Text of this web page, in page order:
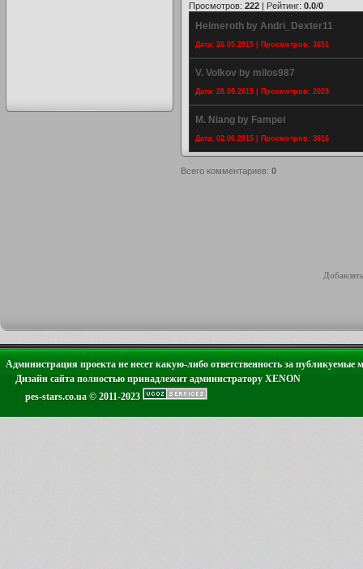
Просмотров: 222 | Рейтинг: 0.0/0
Heimeroth by Andri_Dexter11
Дата: 26.05.2015 | Просмотров: 3651
V. Volkov by milos987
Дата: 28.05.2015 | Просмотров: 2029
M. Niang by Fampei
Дата: 02.06.2015 | Просмотров: 3816
Всего комментариев: 0
Администрация проекта не несет какую-либо ответственность за публикуемые
Дизайн сайта полностью принадлежит администратору XENON
pes-stars.co.ua © 2011-2023